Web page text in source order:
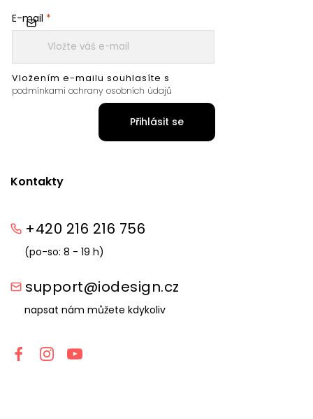
Kontakty
+420 216 216 756
(po-so: 8 - 19 h)
support@iodesign.cz
napsat nám můžete kdykoliv
E-mail
Vložením e-mailu souhlasíte s
podmínkami ochrany osobních údajů
Přihlásit se